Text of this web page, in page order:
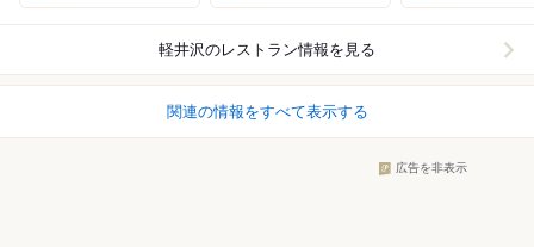
軽井沢のレストラン情報を見る
関連の情報をすべて表示する
広告を非表示